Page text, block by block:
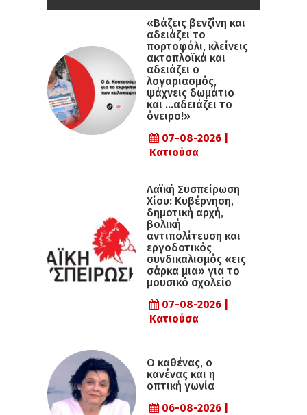
«Βάζεις βενζίνη και
αδειάζει το
πορτοφόλι, κλείνεις
ακτοπλοϊκά και
αδειάζει ο
λογαριασμός,
ψάχνεις δωμάτιο
και …αδειάζει το
όνειρο!»
07-08-2026 |
Κατιούσα
Λαϊκή Συσπείρωση
Χίου: Κυβέρνηση,
δημοτική αρχή,
βολική
αντιπολίτευση και
εργοδοτικός
συνδικαλισμός «εις
σάρκα μια» για το
μουσικό σχολείο
07-08-2026 |
Κατιούσα
Ο καθένας, ο
κανένας και η
οπτική γωνία
06-08-2026 |